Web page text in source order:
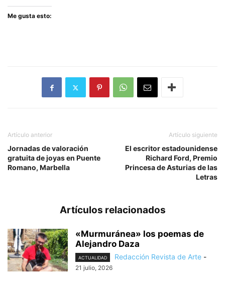
Me gusta esto:
Artículo anterior
Jornadas de valoración
gratuita de joyas en Puente
Romano, Marbella
Artículo siguiente
El escritor estadounidense
Richard Ford, Premio
Princesa de Asturias de las
Letras
Artículos relacionados
«Murmuránea» los poemas de
Alejandro Daza
ACTUALIDAD Redacción Revista de Arte -
21 julio, 2026